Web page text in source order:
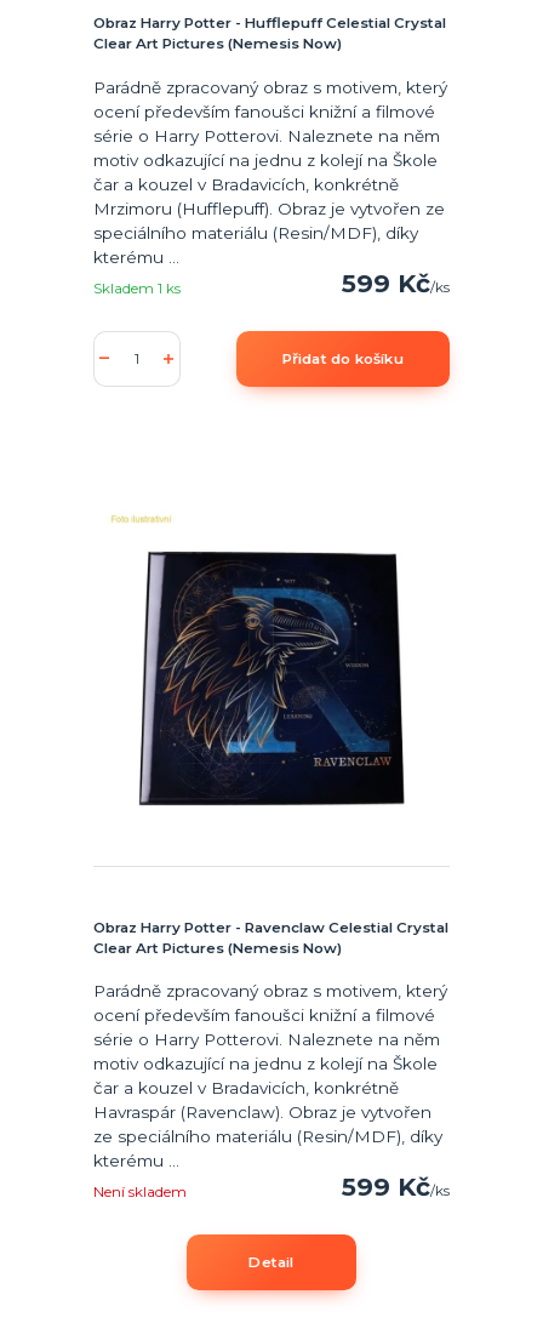
Obraz Harry Potter - Hufflepuff Celestial Crystal
Clear Art Pictures (Nemesis Now)
Parádně zpracovaný obraz s motivem, který
ocení především fanoušci knižní a filmové
série o Harry Potterovi. Naleznete na něm
motiv odkazující na jednu z kolejí na Škole
čar a kouzel v Bradavicích, konkrétně
Mrzimoru (Hufflepuff). Obraz je vytvořen ze
speciálního materiálu (Resin/MDF), díky
kterému ...
599 Kč/ks
Skladem 1 ks
Přidat do košíku
Obraz Harry Potter - Ravenclaw Celestial Crystal
Clear Art Pictures (Nemesis Now)
Parádně zpracovaný obraz s motivem, který
ocení především fanoušci knižní a filmové
série o Harry Potterovi. Naleznete na něm
motiv odkazující na jednu z kolejí na Škole
čar a kouzel v Bradavicích, konkrétně
Havraspár (Ravenclaw). Obraz je vytvořen
ze speciálního materiálu (Resin/MDF), díky
kterému ...
599 Kč/ks
Není skladem
Detail